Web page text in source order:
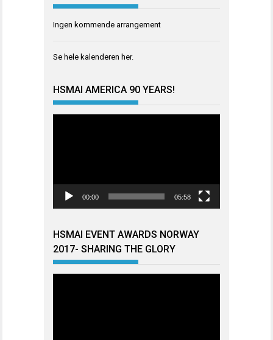
Ingen kommende arrangement
Se hele kalenderen her.
HSMAI AMERICA 90 YEARS!
00:00 05:58
HSMAI EVENT AWARDS NORWAY
2017- SHARING THE GLORY